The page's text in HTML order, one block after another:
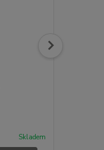
Skladem